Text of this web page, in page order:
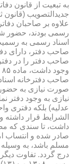
علاوه بر صاحبان
رسمی بودند، حضور
اسناد رسمی به
صاحب دفتر، دارای
صاحب دفتر را در
صاحب دفترخانه
صورت نیازی به حضور
نیازی به وجود دفتر
عدلیه) بلكه دفتری
الشرایط قرار
داشت، تا سندی كه
صادر شده و انتساب
مسلم باشد، به وسیله
درج گردد. تفاوت